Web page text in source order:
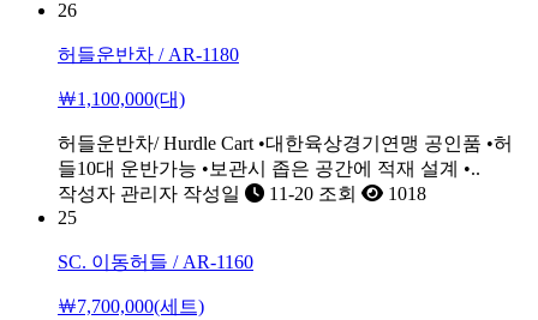
26
허들운반차 / AR-1180
￦1,100,000(대)
허들운반차/ Hurdle Cart •대한육상경기연맹 공인품 •허
들10대 운반가능 •보관시 좁은 공간에 적재 설계 •..
작성자 관리자 작성일 11-20 조회
1018
25
SC. 이동허들 / AR-1160
￦7,700,000(세트)